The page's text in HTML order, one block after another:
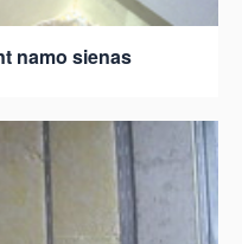
namo sienas